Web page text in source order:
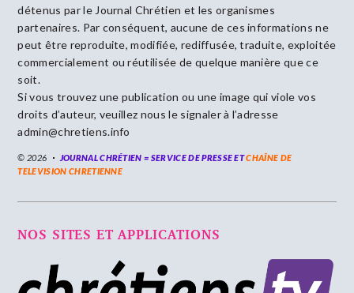
détenus par le Journal Chrétien et les organismes
partenaires. Par conséquent, aucune de ces informations ne
peut être reproduite, modifiée, rediffusée, traduite, exploitée
commercialement ou réutilisée de quelque manière que ce
soit.
Si vous trouvez une publication ou une image qui viole vos
droits d’auteur, veuillez nous le signaler à l’adresse
admin@chretiens.info
© 2026 JOURNAL CHRÉTIEN = SERVICE DE PRESSE ETCHAÎNE DE
TELEVISION CHRETIENNE
NOS SITES ET APPLICATIONS